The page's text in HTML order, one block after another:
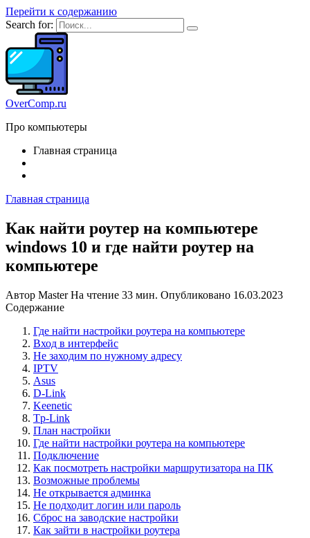
Перейти к содержанию
Search for:
OverComp.ru
Про компьютеры
Главная страница
Главная страница
Как найти роутер на компьютере
windows 10 и где найти роутер на
компьютере
Автор Master На чтение 33 мин. Опубликовано 16.03.2023
Содержание
Где найти настройки роутера на компьютере
Вход в интерфейс
Не заходим по нужному адресу
IPTV
Asus
D-Link
Keenetic
Tp-Link
План настройки
Где найти настройки роутера на компьютере
Подключение
Как посмотреть настройки маршрутизатора на ПК
Возможные проблемы
Не открывается админка
Не подходит логин или пароль
Сброс на заводские настройки
Как зайти в настройки роутера